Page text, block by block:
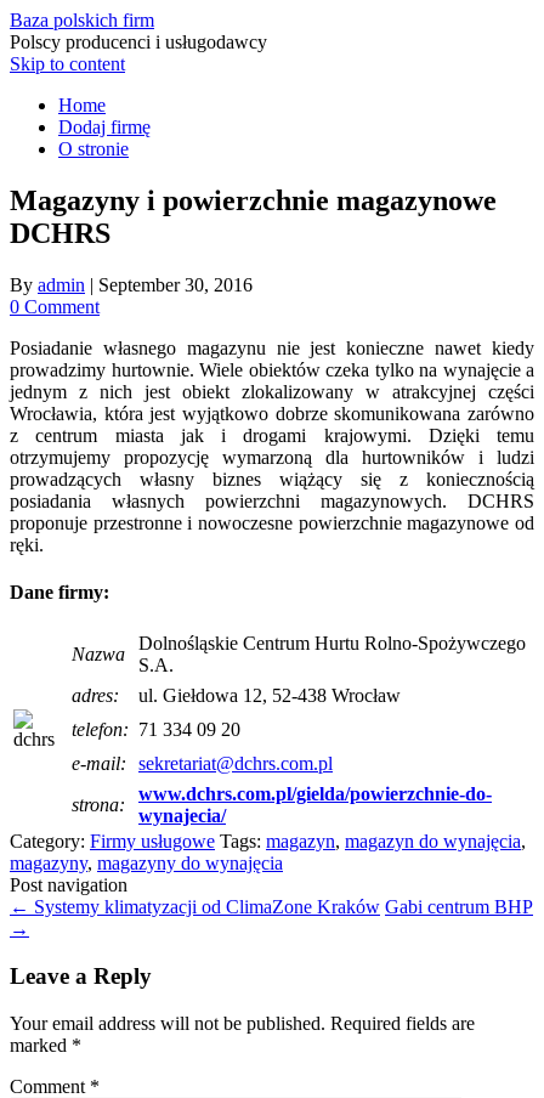
Baza polskich firm
Polscy producenci i usługodawcy
Skip to content
Home
Dodaj firmę
O stronie
Magazyny i powierzchnie magazynowe
DCHRS
By admin | September 30, 2016
0 Comment
Posiadanie własnego magazynu nie jest konieczne nawet kiedy
prowadzimy hurtownie. Wiele obiektów czeka tylko na wynajęcie a
jednym z nich jest obiekt zlokalizowany w atrakcyjnej części
Wrocławia, która jest wyjątkowo dobrze skomunikowana zarówno
z centrum miasta jak i drogami krajowymi. Dzięki temu
otrzymujemy propozycję wymarzoną dla hurtowników i ludzi
prowadzących własny biznes wiążący się z koniecznością
posiadania własnych powierzchni magazynowych. DCHRS
proponuje przestronne i nowoczesne powierzchnie magazynowe od
ręki.
Dane firmy:
Nazwa
Dolnośląskie Centrum Hurtu Rolno-Spożywczego
S.A.
adres:
ul. Giełdowa 12, 52-438 Wrocław
telefon: 71 334 09 20
e-mail:
sekretariat@dchrs.com.pl
strona:
www.dchrs.com.pl/gielda/powierzchnie-do-
wynajecia/
Category: Firmy usługowe Tags: magazyn, magazyn do wynajęcia,
magazyny, magazyny do wynajęcia
Post navigation
← Systemy klimatyzacji od ClimaZone Kraków Gabi centrum BHP
→
Leave a Reply
Your email address will not be published. Required fields are
marked *
Comment *